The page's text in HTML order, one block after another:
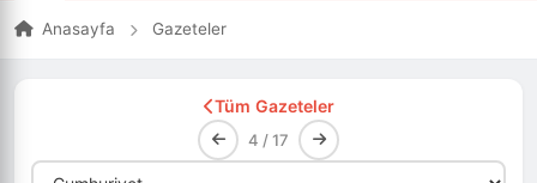
Anasayfa Gazeteler
Tüm Gazeteler
4 / 17